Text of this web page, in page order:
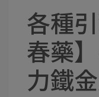
各種
春藥
力鐵